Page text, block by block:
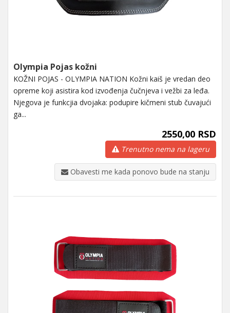
Olympia Pojas kožni
KOŽNI POJAS - OLYMPIA NATION Kožni kaiš je vredan deo
opreme koji asistira kod izvođenja čučnjeva i vežbi za leđa.
Njegova je funkcjia dvojaka: podupire kičmeni stub čuvajući
ga...
2550,00 RSD
Trenutno nema na lageru
Obavesti me kada ponovo bude na stanju